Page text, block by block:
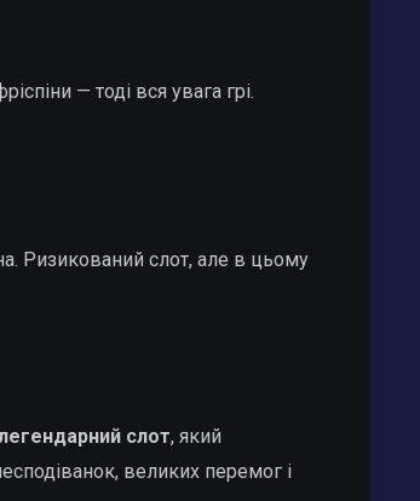
— тоді вся увага грі.
Ризикований слот, але в цьому
слот, який
великих перемог і